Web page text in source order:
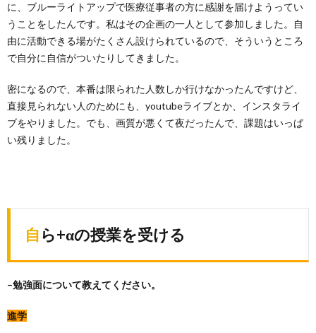
に、ブルーライトアップで医療従事者の方に感謝を届けようってい
うことをしたんです。私はその企画の一人として参加しました。自
由に活動できる場がたくさん設けられているので、そういうところ
で自分に自信がついたりしてきました。
密になるので、本番は限られた人数しか行けなかったんですけど、
直接見られない人のためにも、youtubeライブとか、インスタライ
ブをやりました。でも、画質が悪くて夜だったんで、課題はいっぱ
い残りました。
自ら+αの授業を受ける
–勉強面について教えてください。
進学